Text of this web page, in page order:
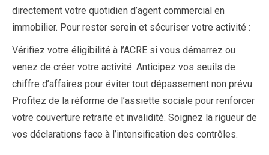
directement votre quotidien d’agent commercial en
immobilier. Pour rester serein et sécuriser votre activité :
Vérifiez votre éligibilité à l’ACRE si vous démarrez ou
venez de créer votre activité. Anticipez vos seuils de
chiffre d’affaires pour éviter tout dépassement non prévu.
Profitez de la réforme de l’assiette sociale pour renforcer
votre couverture retraite et invalidité. Soignez la rigueur de
vos déclarations face à l’intensification des contrôles.